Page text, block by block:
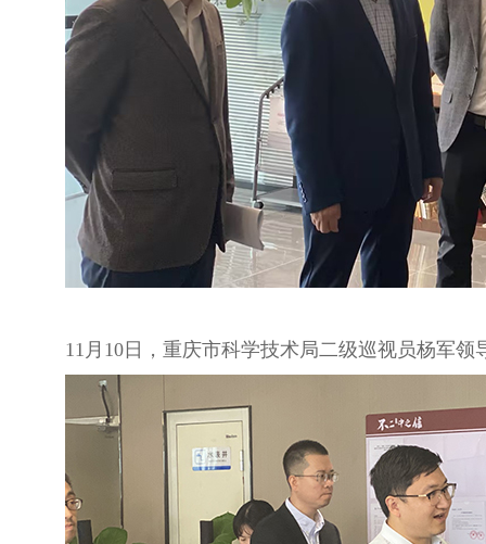
11月10日，重庆市科学技术局二级巡视员杨军